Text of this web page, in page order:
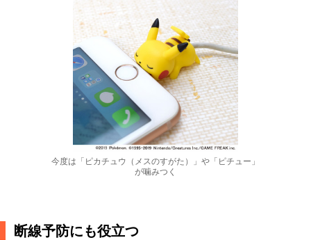
今度は「ピカチュウ（メスのすがた）」や「ピチュー」
が噛みつく
断線予防にも役立つ